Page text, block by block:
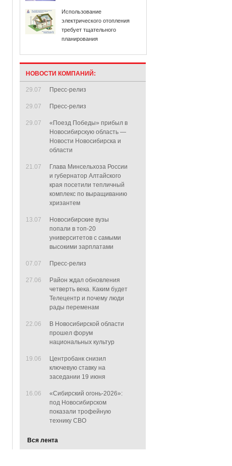
Использование
электрического отопления
требует тщательного
планирования
НОВОСТИ КОМПАНИЙ:
29.07 Пресс-релиз
29.07 Пресс-релиз
29.07
«Поезд Победы» прибыл в
Новосибирскую область —
Новости Новосибирска и
области
21.07
Глава Минсельхоза России
и губернатор Алтайского
края посетили тепличный
комплекс по выращиванию
хризантем
13.07
Новосибирские вузы
попали в топ-20
университетов с самыми
высокими зарплатами
07.07 Пресс-релиз
27.06
Район ждал обновления
четверть века. Каким будет
Телецентр и почему люди
рады переменам
22.06
В Новосибирской области
прошел форум
национальных культур
19.06
Центробанк снизил
ключевую ставку на
заседании 19 июня
16.06
«Сибирский огонь-2026»:
под Новосибирском
показали трофейную
технику СВО
Вся лента